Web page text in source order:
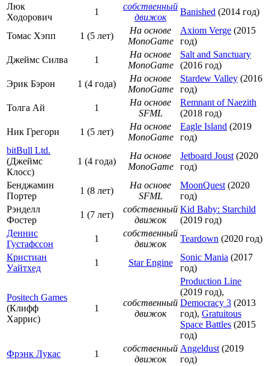
Люк
Ходорович
1
собственный
движок
Banished (2014 год)
Томас Хэпп 1 (5 лет)
На основе
MonoGame
Axiom Verge (2015
год)
Джеймс Силва
1
На основе
MonoGame
Salt and Sanctuary
(2016 год)
Эрик Бэрон
1 (4 года)
На основе
MonoGame
Stardew Valley (2016
год)
Толга Ай
1
На основе
SFML
Remnant of Naezith
(2018 год)
Ник Грегори
1 (5 лет)
На основе
MonoGame
Eagle Island (2019
год)
bitBull Ltd.
(Джеймс
Клосс)
1 (4 года)
На основе
MonoGame
Jetboard Joust (2020
год)
Бенджамин
Портер
1 (8 лет)
На основе
SFML
MoonQuest (2020
год)
Рэнделл
Фостер
1 (7 лет)
собственный
движок
Kid Baby: Starchild
(2019 год)
Деннис
Густафссон
1
собственный
движок
Teardown (2020 год)
Кристиан
Уайтхед
1 Star Engine
Sonic Mania (2017
год)
Positech Games
(Клифф
Харрис)
1
собственный
движок
Production Line
(2019 год),
Democracy 3 (2013
год), Gratuitous
Space Battles (2015
год)
Фрэнк Лукас
1
собственный
движок
Angeldust (2019
год)